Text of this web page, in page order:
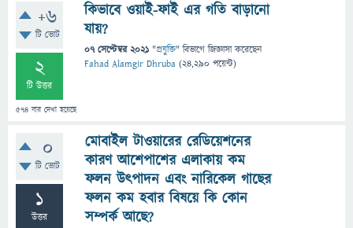
+6
টি ভোট
2
টি উত্তর
574 বার দেখা হয়েছে
কিভাবে ওয়াই-ফাই এর গতি বাড়ানো
যায়?
07 সেপ্টেম্বর 2021 "প্রযুক্তি" বিভাগে জিজ্ঞাসাকরেছেন
Fahad Alamgir Dhruba (24,290 পয়েন্ট)
0
টি ভোট
1
উত্তর
মোবাইল টাওয়ারের রেডিয়েশনের
কারণ আশেপাশের এলাকায় কম
ফলন উৎপাদন এবং নারিকেল গাছের
ফলন কম হবার বিষয়ে কি কোন
সম্পর্ক আছে?